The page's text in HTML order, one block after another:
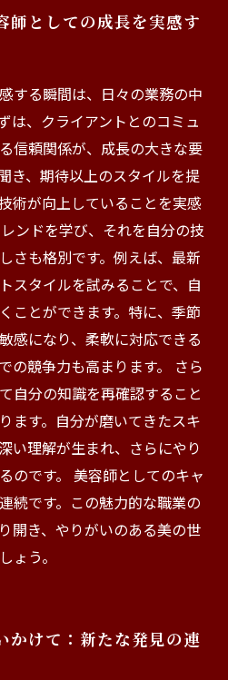
師としての成長を実感す
する瞬間は、日々の業務の中
は、クライアントとのコミュ
信頼関係が、成長の大きな要
き、期待以上のスタイルを提
術が向上していることを実感
ンドを学び、それを自分の技
さも格別です。例えば、最新
スタイルを試みることで、自
ことができます。特に、季節
感になり、柔軟に対応できる
の競争力も高まります。 さら
自分の知識を再確認すること
ます。自分が磨いてきたスキ
い理解が生まれ、さらにやり
のです。 美容師としてのキャ
続です。この魅力的な職業の
開き、やりがいのある美の世
ょう。
かけて：新たな発見の連